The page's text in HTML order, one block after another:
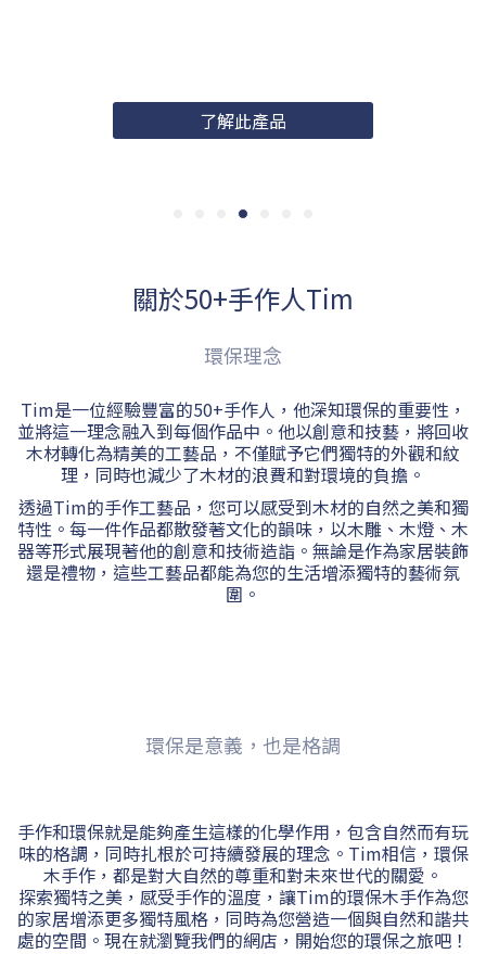
了解此產品
關於50+手作人Tim
環保理念
Tim是一位經驗豐富的50+手作人，他深知環保的重要性，
並將這一理念融入到每個作品中。他以創意和技藝，將回收
木材轉化為精美的工藝品，不僅賦予它們獨特的外觀和紋
理，同時也減少了木材的浪費和對環境的負擔。
透過Tim的手作工藝品，您可以感受到木材的自然之美和獨
特性。每一件作品都散發著文化的韻味，以木雕、木燈、木
器等形式展現著他的創意和技術造詣。無論是作為家居裝飾
還是禮物，這些工藝品都能為您的生活增添獨特的藝術氛
圍。
環保是意義，也是格調
手作和環保就是能夠產生這樣的化學作用，包含自然而有玩
味的格調，同時扎根於可持續發展的理念。Tim相信，環保
木手作，都是對大自然的尊重和對未來世代的關愛。
探索獨特之美，感受手作的溫度，讓Tim的環保木手作為您
的家居增添更多獨特風格，同時為您營造一個與自然和諧共
處的空間。現在就瀏覽我們的網店，開始您的環保之旅吧！